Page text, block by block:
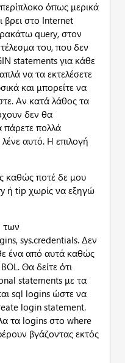
όπως μερικά
βρει στο Internet
query, στον
του, που δεν
statements για κάθε
να τα εκτελέσετε
και μπορείτε να
Aν κατά λάθος τα
δεν θα
πολλά
αυτό. Η επιλογή
καθώς ποτέ δε μου
ή tip χωρίς να εξηγώ
των
sys.credentials. Δεν
ένα από αυτά καθώς
Θα δείτε ότι
statements με τα
sql logins ώστε να
login statement.
τα logins στο where
βγάζοντας εκτός